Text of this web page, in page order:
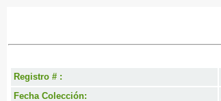
Registro # :
Fecha Colección: